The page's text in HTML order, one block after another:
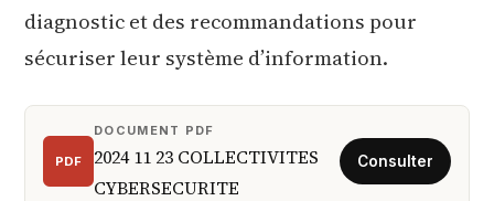
diagnostic et des recommandations pour
sécuriser leur système d’information.
PDF
DOCUMENT PDF
2024 11 23 COLLECTIVITES
CYBERSECURITE